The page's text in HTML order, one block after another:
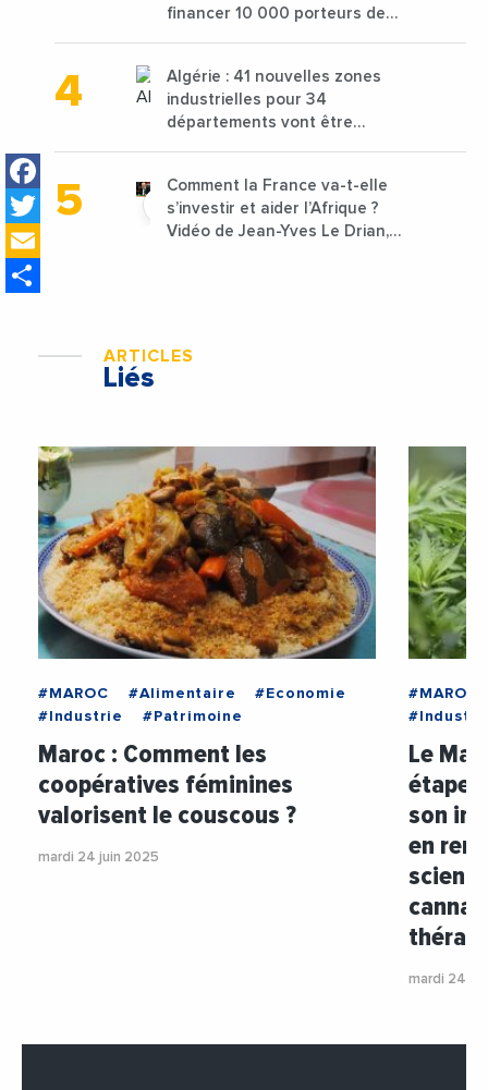
Facebook
Twitter
financer 10 000 porteurs de
Algérie : 41 nouvelles zones
industrielles pour 34
départements vont être
Comment la France va-t-elle
s’investir et aider l’Afrique ?
Vidéo de Jean-Yves Le Drian,
ARTICLES
Liés
#MAROC #Alimentaire
#Economie
#Industrie
#Patrimoine
Maroc : Comment les
coopératives féminines
valorisent le couscous ?
mardi 24 juin 2025
#MAROC
Le
étape
son
en
mardi 24